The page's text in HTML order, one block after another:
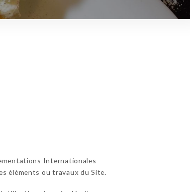
Internationales
éléments ou travaux du Site.